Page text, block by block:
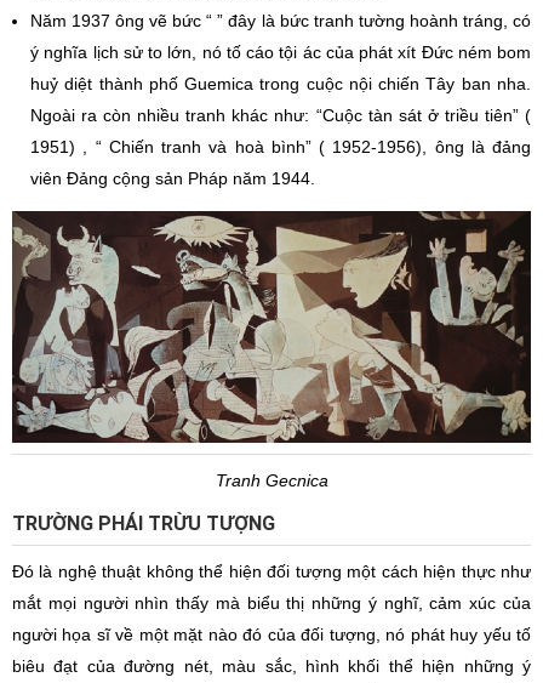
Năm 1937 ông vẽ bức “ ” đây là bức tranh tường hoành tráng, có
ý nghĩa lịch sử to lớn, nó tố cáo tội ác của phát xít Đức ném bom
huỷ diệt thành phố Guemica trong cuộc nội chiến Tây ban nha.
Ngoài ra còn nhiều tranh khác như: “Cuộc tàn sát ở triều tiên” (
1951) , “ Chiến tranh và hoà bình” ( 1952-1956), ông là đảng
viên Đảng cộng sản Pháp năm 1944.
Tranh Gecnica
TRƯỜNG PHÁI TRỪU TƯỢNG
Đó là nghệ thuật không thể hiện đối tượng một cách hiện thực như
mắt mọi người nhìn thấy mà biểu thị những ý nghĩ, cảm xúc của
người họa sĩ về một mặt nào đó của đối tượng, nó phát huy yếu tố
biêu đạt của đường nét, màu sắc, hình khối thể hiện những ý